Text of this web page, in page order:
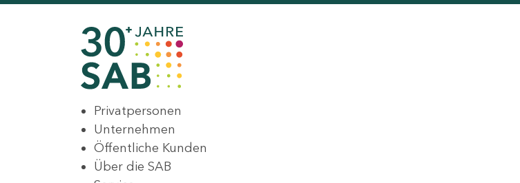
Privatpersonen
Unternehmen
Öffentliche Kunden
Über die SAB